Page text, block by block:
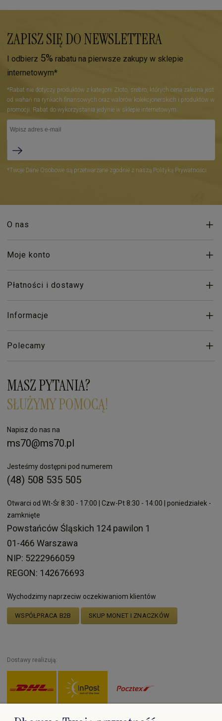
ZAPISZ SIĘ DO NEWSLETTERA
I odbierz 5% rabatu na pierwsze zakupy w sklepie
internetowym*
*Rabat nie dotyczy produktów z kategorii Złoto, srebro, których cena zależna jest
od wahań na rynkach finansowych oraz walorów kolekcjonerskich i produktów w
promocji. Rabat do wykorzystania jedynie w sklepie internetowym.
*Twoje Dane Osobowe są przetwarzane zgodnie z naszą Polityką Prywatności.
O nas
Moje konto
Płatności i dostawy
Informacje
Polecamy
MASZ PYTANIA?
SŁUŻYMY POMOCĄ!
Napisz do nas na
ms70@ms70.pl
Jesteśmy dostępni pod numerem
(48) 508 535 505
Otwarci od Wt-Śr 8:30 - 17:00 | Czw-Pt 8:30 - 14:00 | poniedziałek -
zamknięte
Powstańców Śląskich 124 pawilon 1
01-466 Warszawa
NIP: 5222966059
REGON: 142676693
Wychodzimy naprzeciw oczekiwaniom klientów
WSPÓŁPRACA B2B SKUP MONET I ZNACZKÓW
Dostawy realizują: